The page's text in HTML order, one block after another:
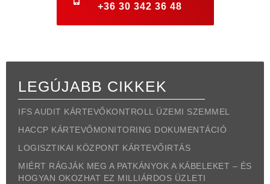
+36 30 342 36 48
LEGÚJABB CIKKEK
IFS AUDIT KÁRTEVŐKONTROLL ÜZEMI SZEMMEL
HACCP KÁRTEVŐMONITORING DOKUMENTÁCIÓ
LOGISZTIKAI KÖZPONT KÁRTEVŐIRTÁS
MIÉRT RÁGJÁK MEG A PATKÁNYOK A KÁBELEKET – ÉS
HOGYAN OKOZHAT EZ MILLIÁRDOS ÜZLETI